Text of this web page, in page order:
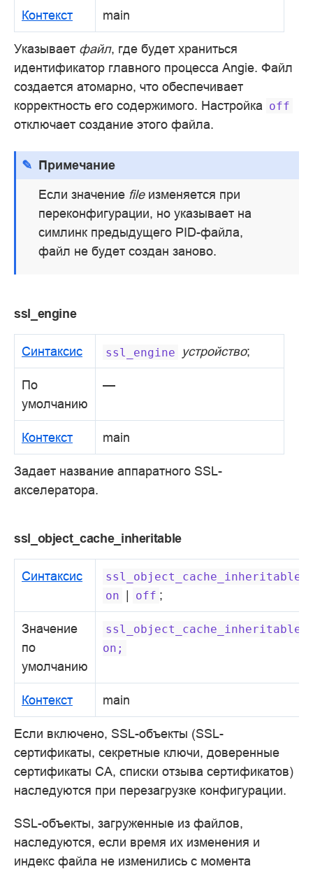
Контекст main
Указывает файл, где будет храниться
идентификатор главного процесса Angie. Файл
создается атомарно, что обеспечивает
корректность его содержимого. Настройка off
отключает создание этого файла.
Примечание
Если значение fileизменяется при
переконфигурации, но указывает на
симлинк предыдущего PID-файла,
файл не будет создан заново.
ssl_engine
Синтаксис ssl_engine устройство;
По
умолчанию
—
Контекст main
Задает название аппаратного SSL-
акселератора.
ssl_object_cache_inheritable
Синтаксис
ssl_object_cache_inheritable
on | off ;
Значение
по
умолчанию
ssl_object_cache_inheritable
on;
Контекст main
Если включено, SSL-объекты (SSL-
сертификаты, секретные ключи, доверенные
сертификаты CA, списки отзыва сертификатов)
наследуются при перезагрузке конфигурации.
SSL-объекты, загруженные из файлов,
наследуются, если время их изменения и
индекс файла не изменились с момента